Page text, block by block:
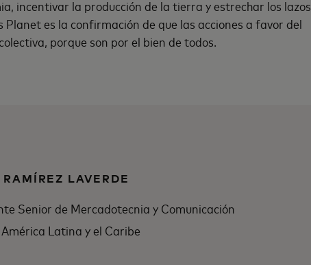
incentivar la producción de la tierra y estrechar los lazos
es la confirmación de que las acciones a favor del
porque son por el bien de todos.
RAMÍREZ LAVERDE
Senior de Mercadotecnia y Comunicación
Latina y el Caribe